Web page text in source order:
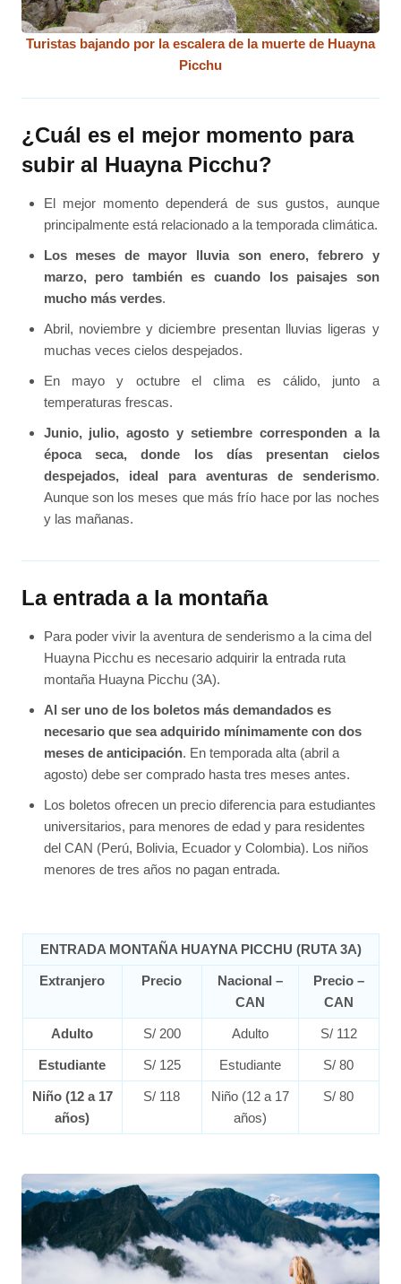
Turistas bajando por la escalera de la muerte de Huayna
Picchu
¿Cuál es el mejor momento para
subir al Huayna Picchu?
El mejor momento dependerá de sus gustos, aunque
principalmente está relacionado a la temporada climática.
Los meses de mayor lluvia son enero, febrero y
marzo, pero también es cuando los paisajes son
mucho más verdes.
Abril, noviembre y diciembre presentan lluvias ligeras y
muchas veces cielos despejados.
En mayo y octubre el clima es cálido, junto a
temperaturas frescas.
Junio, julio, agosto y setiembre corresponden a la
época seca, donde los días presentan cielos
despejados, ideal para aventuras de senderismo.
Aunque son los meses que más frío hace por las noches
y las mañanas.
La entrada a la montaña
Para poder vivir la aventura de senderismo a la cima del
Huayna Picchu es necesario adquirir la entrada ruta
montaña Huayna Picchu (3A).
Al ser uno de los boletos más demandados es
necesario que sea adquirido mínimamente con dos
meses de anticipación. En temporada alta (abril a
agosto) debe ser comprado hasta tres meses antes.
Los boletos ofrecen un precio diferencia para estudiantes
universitarios, para menores de edad y para residentes
del CAN (Perú, Bolivia, Ecuador y Colombia). Los niños
menores de tres años no pagan entrada.
ENTRADA MONTAÑA HUAYNA PICCHU (RUTA 3A)
Extranjero Precio
Nacional –
CAN
Precio –
CAN
Adulto S/ 200 Adulto S/ 112
Estudiante S/ 125 Estudiante S/ 80
Niño (12 a 17
años)
S/ 118
Niño (12 a 17
años)
S/ 80